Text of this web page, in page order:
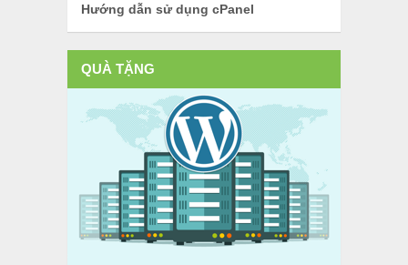
Hướng dẫn sử dụng cPanel
QUÀ TẶNG